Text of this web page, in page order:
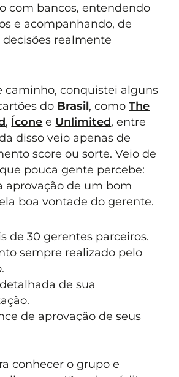
com bancos, entendendo
e acompanhando, de
realmente
caminho, conquistei alguns
do Brasil, comoThe
, Ícone e Unlimited, entre
disso veio apenas de
score ou sorte. Veio de
pouca gente percebe:
aprovação de um bom
boa vontade do gerente.
de 30 gerentes parceiros.
sempre realizado pelo
de sua
de aprovação de seus
conhecer o grupo e